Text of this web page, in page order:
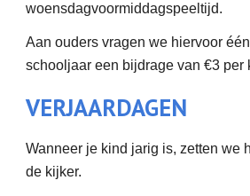
woensdagvoormiddagspeeltijd.
Aan ouders vragen we hiervoor
schooljaar een bijdrage van €3 per
VERJAARDAGEN
Wanneer je kind jarig is, zetten we
de kijker.